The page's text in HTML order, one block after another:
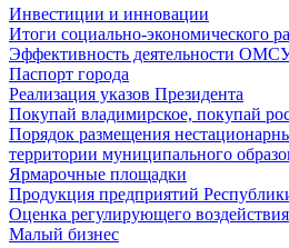
Инвестиции и инновации
Итоги социально-экономического
Эффективность деятельности
Паспорт города
Реализация указов Президента
Покупай владимирское, покупай
Порядок размещения
территории муниципального
Ярмарочные площадки
Продукция предприятий
Оценка регулирующего воздействия
Малый бизнес